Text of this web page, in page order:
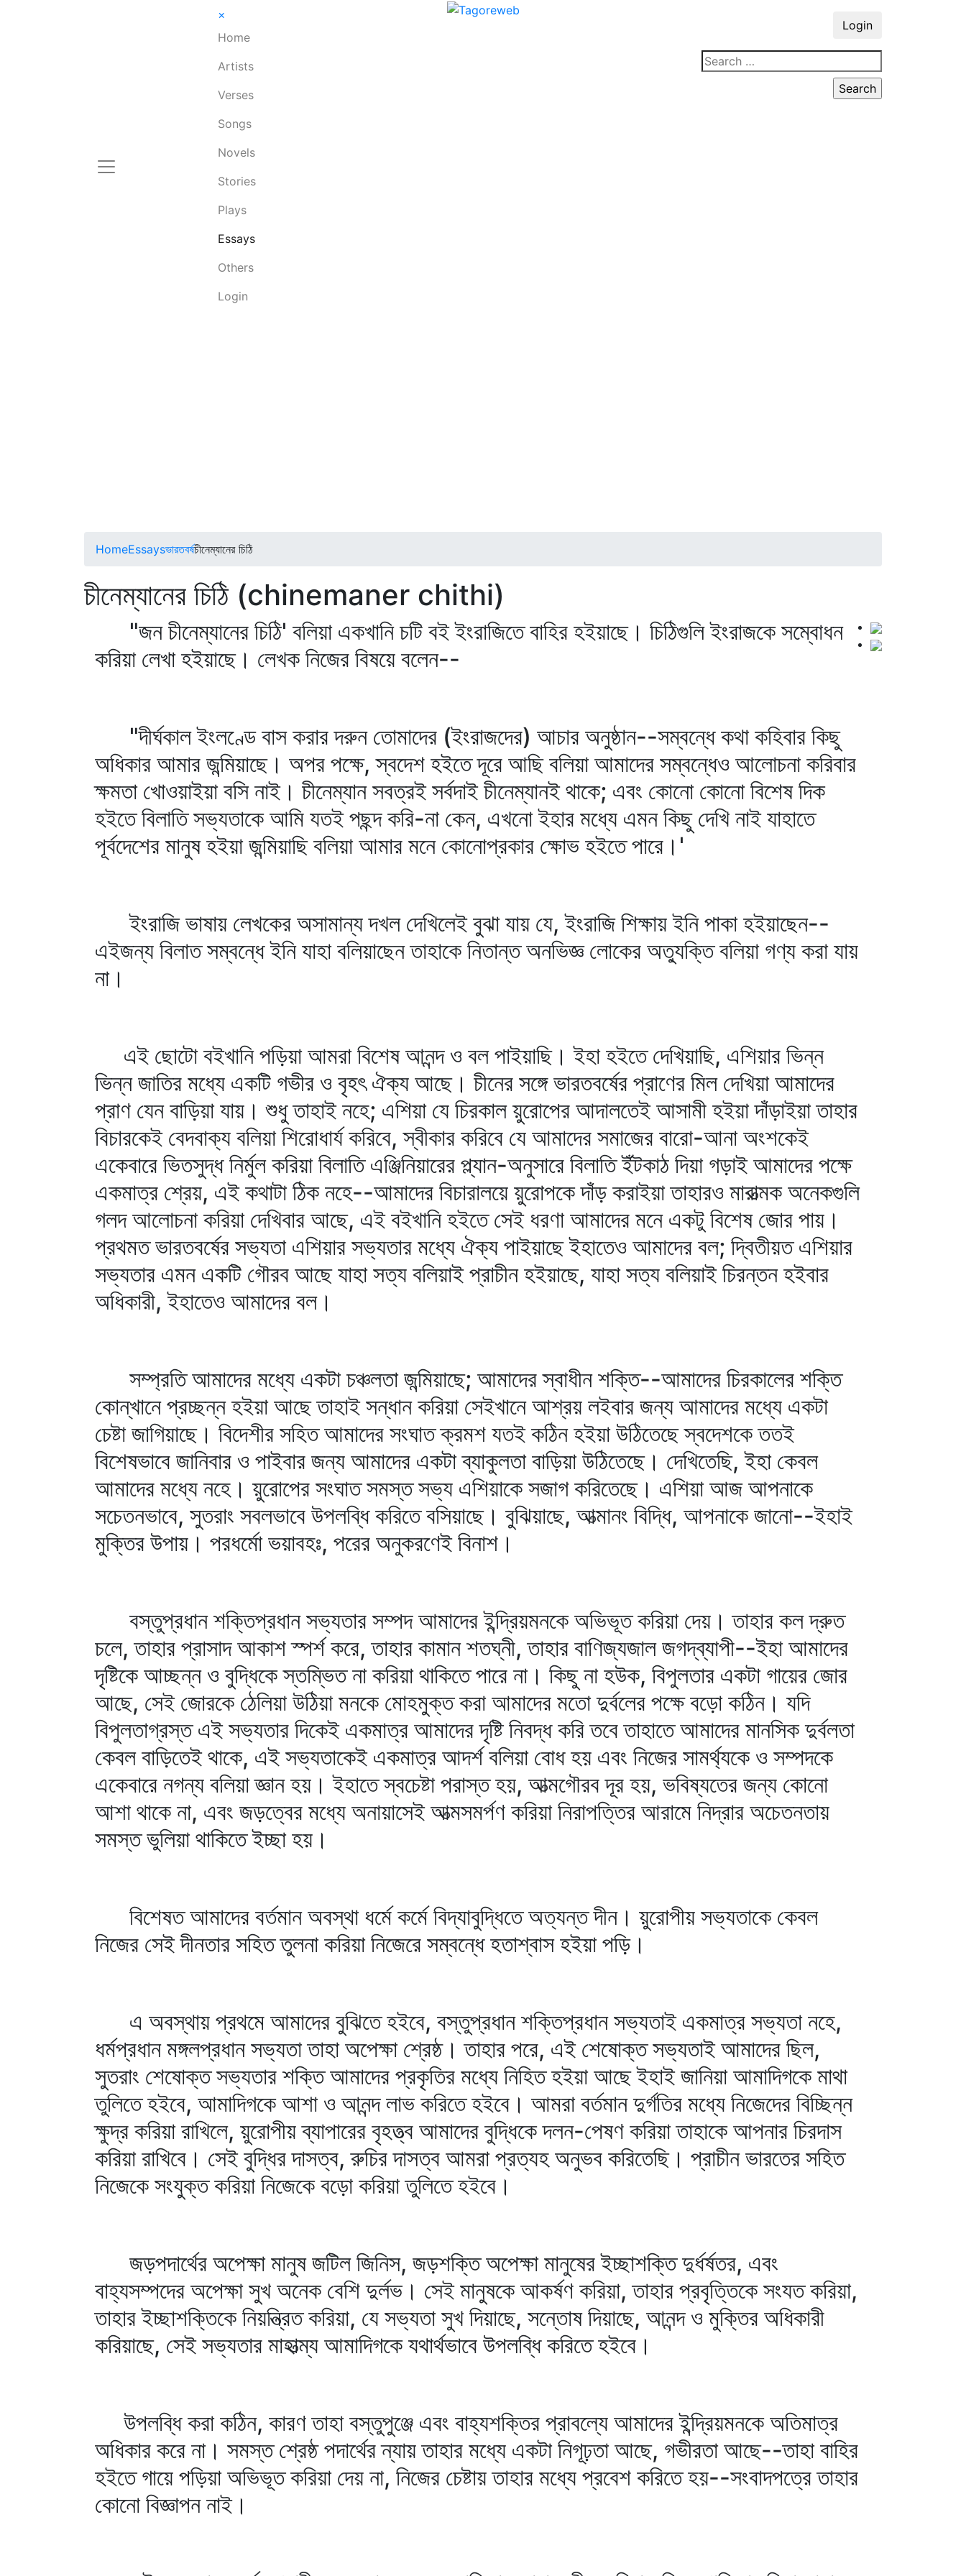
×
Home
Artists
Verses
Songs
Novels
Stories
Plays
Essays
Others
Login
Login
HomeEssaysভারতবর্ষচীনেম্যানের চিঠি
চীনেম্যানের চিঠি (chinemaner chithi)
"জন চীনেম্যানের চিঠি' বলিয়া একখানি চটি বই ইংরাজিতে বাহির হইয়াছে। চিঠিগুলি ইংরাজকে সম্বোধন
করিয়া লেখা হইয়াছে। লেখক নিজের বিষয়ে বলেন--
"দীর্ঘকাল ইংলণ্ডে বাস করার দরুন তোমাদের (ইংরাজদের) আচার অনুষ্ঠান--সম্বন্ধে কথা কহিবার কিছু
অধিকার আমার জন্মিয়াছে। অপর পক্ষে, স্বদেশ হইতে দূরে আছি বলিয়া আমাদের সম্বন্ধেও আলোচনা করিবার
ক্ষমতা খোওয়াইয়া বসি নাই। চীনেম্যান সবত্রই সর্বদাই চীনেম্যানই থাকে; এবং কোনো কোনো বিশেষ দিক
হইতে বিলাতি সভ্যতাকে আমি যতই পছন্দ করি-না কেন, এখনো ইহার মধ্যে এমন কিছু দেখি নাই যাহাতে
পূর্বদেশের মানুষ হইয়া জন্মিয়াছি বলিয়া আমার মনে কোনোপ্রকার ক্ষোভ হইতে পারে।'
ইংরাজি ভাষায় লেখকের অসামান্য দখল দেখিলেই বুঝা যায় যে, ইংরাজি শিক্ষায় ইনি পাকা হইয়াছেন--
এইজন্য বিলাত সম্বন্ধে ইনি যাহা বলিয়াছেন তাহাকে নিতান্ত অনভিজ্ঞ লোকের অত্যুক্তি বলিয়া গণ্য করা যায়
না।
এই ছোটো বইখানি পড়িয়া আমরা বিশেষ আনন্দ ও বল পাইয়াছি। ইহা হইতে দেখিয়াছি, এশিয়ার ভিন্ন
ভিন্ন জাতির মধ্যে একটি গভীর ও বৃহৎ ঐক্য আছে। চীনের সঙ্গে ভারতবর্ষের প্রাণের মিল দেখিয়া আমাদের
প্রাণ যেন বাড়িয়া যায়। শুধু তাহাই নহে; এশিয়া যে চিরকাল য়ুরোপের আদালতেই আসামী হইয়া দাঁড়াইয়া তাহার
বিচারকেই বেদবাক্য বলিয়া শিরোধার্য করিবে, স্বীকার করিবে যে আমাদের সমাজের বারো-আনা অংশকেই
একেবারে ভিতসুদ্ধ নির্মুল করিয়া বিলাতি এঞ্জিনিয়ারের প্ল্যান-অনুসারে বিলাতি ইঁটকাঠ দিয়া গড়াই আমাদের পক্ষে
একমাত্র শ্রেয়, এই কথাটা ঠিক নহে--আমাদের বিচারালয়ে য়ুরোপকে দাঁড় করাইয়া তাহারও মারাত্মক অনেকগুলি
গলদ আলোচনা করিয়া দেখিবার আছে, এই বইখানি হইতে সেই ধরণা আমাদের মনে একটু বিশেষ জোর পায়।
প্রথমত ভারতবর্ষের সভ্যতা এশিয়ার সভ্যতার মধ্যে ঐক্য পাইয়াছে ইহাতেও আমাদের বল; দ্বিতীয়ত এশিয়ার
সভ্যতার এমন একটি গৌরব আছে যাহা সত্য বলিয়াই প্রাচীন হইয়াছে, যাহা সত্য বলিয়াই চিরন্তন হইবার
অধিকারী, ইহাতেও আমাদের বল।
সম্প্রতি আমাদের মধ্যে একটা চঞ্চলতা জন্মিয়াছে; আমাদের স্বাধীন শক্তি--আমাদের চিরকালের শক্তি
কোন্‌খানে প্রচ্ছন্ন হইয়া আছে তাহাই সন্ধান করিয়া সেইখানে আশ্রয় লইবার জন্য আমাদের মধ্যে একটা
চেষ্টা জাগিয়াছে। বিদেশীর সহিত আমাদের সংঘাত ক্রমশ যতই কঠিন হইয়া উঠিতেছে স্বদেশকে ততই
বিশেষভাবে জানিবার ও পাইবার জন্য আমাদের একটা ব্যাকুলতা বাড়িয়া উঠিতেছে। দেখিতেছি, ইহা কেবল
আমাদের মধ্যে নহে। য়ুরোপের সংঘাত সমস্ত সভ্য এশিয়াকে সজাগ করিতেছে। এশিয়া আজ আপনাকে
সচেতনভাবে, সুতরাং সবলভাবে উপলব্ধি করিতে বসিয়াছে। বুঝিয়াছে, আত্মানং বিদ্ধি, আপনাকে জানো--ইহাই
মুক্তির উপায়। পরধর্মো ভয়াবহঃ, পরের অনুকরণেই বিনাশ।
বস্তুপ্রধান শক্তিপ্রধান সভ্যতার সম্পদ আমাদের ইন্দ্রিয়মনকে অভিভূত করিয়া দেয়। তাহার কল দ্রুত
চলে, তাহার প্রাসাদ আকাশ স্পর্শ করে, তাহার কামান শতঘ্নী, তাহার বাণিজ্যজাল জগদ্‌ব্যাপী--ইহা আমাদের
দৃষ্টিকে আচ্ছন্ন ও বুদ্ধিকে স্তম্ভিত না করিয়া থাকিতে পারে না। কিছু না হউক, বিপুলতার একটা গায়ের জোর
আছে, সেই জোরকে ঠেলিয়া উঠিয়া মনকে মোহমুক্ত করা আমাদের মতো দুর্বলের পক্ষে বড়ো কঠিন। যদি
বিপুলতাগ্রস্ত এই সভ্যতার দিকেই একমাত্র আমাদের দৃষ্টি নিবদ্ধ করি তবে তাহাতে আমাদের মানসিক দুর্বলতা
কেবল বাড়িতেই থাকে, এই সভ্যতাকেই একমাত্র আদর্শ বলিয়া বোধ হয় এবং নিজের সামর্থ্যকে ও সম্পদকে
একেবারে নগন্য বলিয়া জ্ঞান হয়। ইহাতে স্বচেষ্টা পরাস্ত হয়, আত্মগৌরব দূর হয়, ভবিষ্যতের জন্য কোনো
আশা থাকে না, এবং জড়ত্বের মধ্যে অনায়াসেই আত্মসমর্পণ করিয়া নিরাপত্তির আরামে নিদ্রার অচেতনতায়
সমস্ত ভুলিয়া থাকিতে ইচ্ছা হয়।
বিশেষত আমাদের বর্তমান অবস্থা ধর্মে কর্মে বিদ্যাবুদ্ধিতে অত্যন্ত দীন। য়ুরোপীয় সভ্যতাকে কেবল
নিজের সেই দীনতার সহিত তুলনা করিয়া নিজেরে সম্বন্ধে হতাশ্বাস হইয়া পড়ি।
এ অবস্থায় প্রথমে আমাদের বুঝিতে হইবে, বস্তুপ্রধান শক্তিপ্রধান সভ্যতাই একমাত্র সভ্যতা নহে,
ধর্মপ্রধান মঙ্গলপ্রধান সভ্যতা তাহা অপেক্ষা শ্রেষ্ঠ। তাহার পরে, এই শেষোক্ত সভ্যতাই আমাদের ছিল,
সুতরাং শেষোক্ত সভ্যতার শক্তি আমাদের প্রকৃতির মধ্যে নিহিত হইয়া আছে ইহাই জানিয়া আমাদিগকে মাথা
তুলিতে হইবে, আমাদিগকে আশা ও আনন্দ লাভ করিতে হইবে। আমরা বর্তমান দুর্গতির মধ্যে নিজেদের বিচ্ছিন্ন
ক্ষুদ্র করিয়া রাখিলে, য়ুরোপীয় ব্যাপারের বৃহত্ত্ব আমাদের বুদ্ধিকে দলন-পেষণ করিয়া তাহাকে আপনার চিরদাস
করিয়া রাখিবে। সেই বুদ্ধির দাসত্ব, রুচির দাসত্ব আমরা প্রত্যহ অনুভব করিতেছি। প্রাচীন ভারতের সহিত
নিজেকে সংযুক্ত করিয়া নিজেকে বড়ো করিয়া তুলিতে হইবে।
জড়পদার্থের অপেক্ষা মানুষ জটিল জিনিস, জড়শক্তি অপেক্ষা মানুষের ইচ্ছাশক্তি দুর্ধর্ষতর, এবং
বাহ্যসম্পদের অপেক্ষা সুখ অনেক বেশি দুর্লভ। সেই মানুষকে আকর্ষণ করিয়া, তাহার প্রবৃত্তিকে সংযত করিয়া,
তাহার ইচ্ছাশক্তিকে নিয়ন্ত্রিত করিয়া, যে সভ্যতা সুখ দিয়াছে, সন্তোষ দিয়াছে, আনন্দ ও মুক্তির অধিকারী
করিয়াছে, সেই সভ্যতার মাহাত্ম্য আমাদিগকে যথার্থভাবে উপলব্ধি করিতে হইবে।
উপলব্ধি করা কঠিন, কারণ তাহা বস্তুপুঞ্জে এবং বাহ্যশক্তির প্রাবল্যে আমাদের ইন্দ্রিয়মনকে অতিমাত্র
অধিকার করে না। সমস্ত শ্রেষ্ঠ পদার্থের ন্যায় তাহার মধ্যে একটা নিগূঢ়তা আছে, গভীরতা আছে--তাহা বাহির
হইতে গায়ে পড়িয়া অভিভূত করিয়া দেয় না, নিজের চেষ্টায় তাহার মধ্যে প্রবেশ করিতে হয়--সংবাদপত্রে তাহার
কোনো বিজ্ঞাপন নাই।